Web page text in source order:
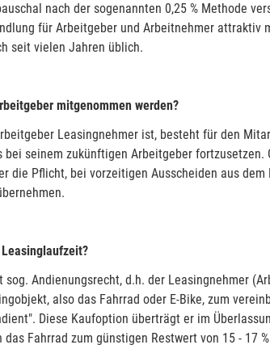
nach der sogenannten 0,25 % Methode
für Arbeitgeber und Arbeitnehmer attraktiv
seit vielen Jahren üblich.
mitgenommen werden?
Leasingnehmer ist, besteht für den
seinem zukünftigen Arbeitgeber fortzusetzen.
die Pflicht, bei vorzeitigen Ausscheiden aus dem
Andienungsrecht, d.h. der Leasingnehmer
also das Fahrrad oder E-Bike, zum
Diese Kaufoption überträgt er im
Fahrrad zum günstigen Restwert von 15 - 17